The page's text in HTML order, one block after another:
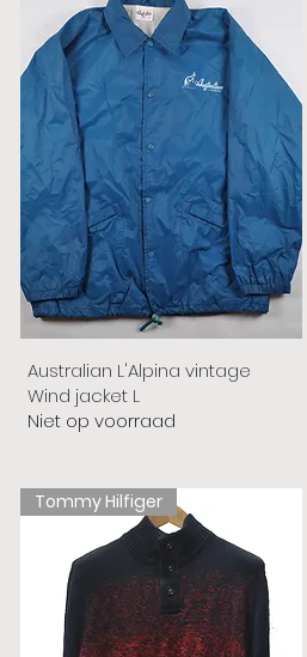
Australian L'Alpina vintage
Wind jacket L
Niet op voorraad
Tommy Hilfiger